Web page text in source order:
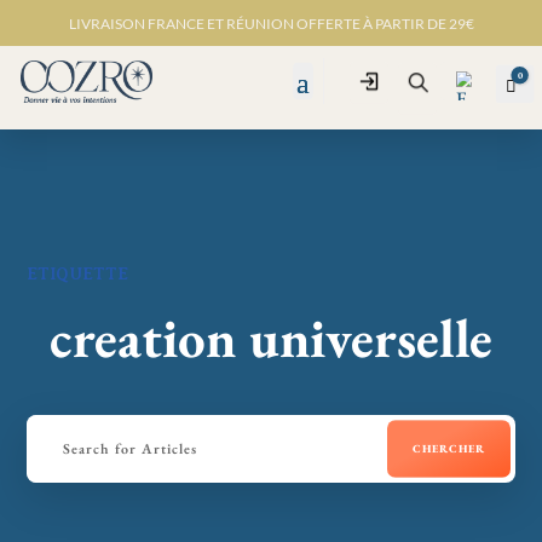
LIVRAISON FRANCE ET RÉUNION OFFERTE À PARTIR DE 29€
ConnexionRecherche
0
ETIQUETTE
creation universelle